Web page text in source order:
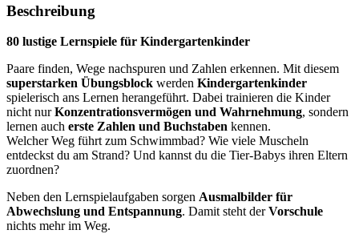
Beschreibung
80 lustige Lernspiele für Kindergartenkinder
Paare finden, Wege nachspuren und Zahlen erkennen. Mit diesem
superstarken Übungsblock werden Kindergartenkinder
spielerisch ans Lernen herangeführt. Dabei trainieren die Kinder
nicht nurKonzentrationsvermögen und Wahrnehmung, sondern
lernen auch erste Zahlen und Buchstaben kennen.
Welcher Weg führt zum Schwimmbad? Wie viele Muscheln
entdeckst du am Strand? Und kannst du die Tier-Babys ihren Eltern
zuordnen?
Neben den Lernspielaufgaben sorgen Ausmalbilder für
Abwechslung und Entspannung. Damit steht derVorschule
nichts mehr im Weg.